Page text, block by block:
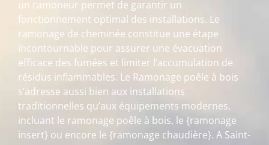
un ramoneur permet de garantir un
fonctionnement optimal des installations. Le
ramonage de cheminée constitue une étape
incontournable pour assurer une évacuation
efficace des fumées et limiter l’accumulation de
résidus inflammables. Le Ramonage poêle à bois
s’adresse aussi bien aux installations
traditionnelles qu’aux équipements modernes,
incluant le ramonage poêle à bois, le {ramonage
insert} ou encore le {ramonage chaudière}. A Saint-